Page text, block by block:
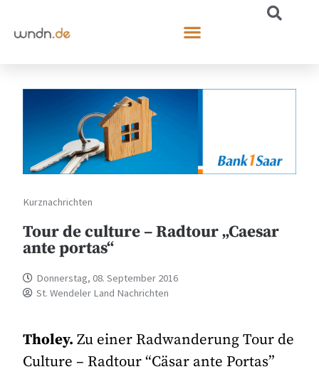
Kurznachrichten
Tour de culture – Radtour „Caesar
ante portas“
Donnerstag, 08. September 2016
St. Wendeler Land Nachrichten
Tholey. Zu einer Radwanderung Tour de
Culture – Radtour “Cäsar ante Portas”